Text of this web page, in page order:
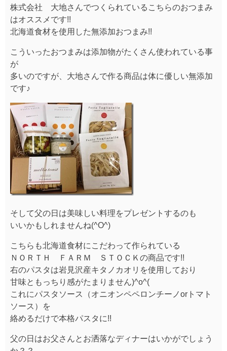
株式会社 大地さんでつくられているこちらのおつまみ
はオススメです!!
北海道食材を使用した無添加おつまみ!!
こういったおつまみは添加物がたくさん使われている事
が
多いのですが、大地さんで作る商品は体に優しい無添加
です♪
そして父の日は美味しい料理をプレゼントするのも
いいかもしれませんね(^O^)
こちらも北海道食材にこだわって作られている
ＮＯＲＴＨ ＦＡＲＭ ＳＴＯＣＫの商品です!!
右のパスタは岩見沢産キタノカオリを使用しており
甘味ともっちり感がたまりません)^o^(
これにパスタソース（オニオンペペロンチーノorトマト
ソース）を
絡めるだけで本格パスタに!!
父の日はお父さんとお洒落なディナーはいかがでしょう